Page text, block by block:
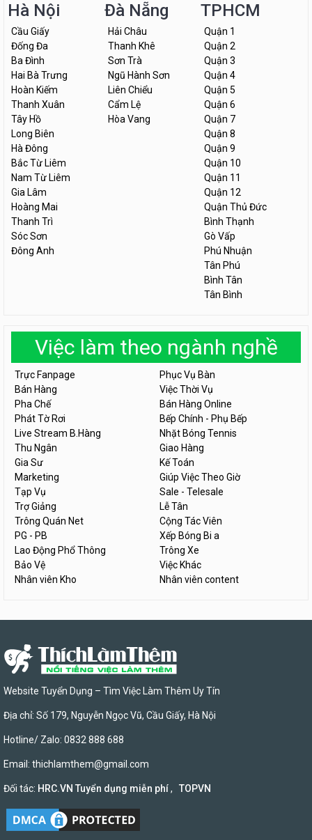
Hà Nội
Cầu Giấy
Đống Đa
Ba Đình
Hai Bà Trưng
Hoàn Kiếm
Thanh Xuân
Tây Hồ
Long Biên
Hà Đông
Bắc Từ Liêm
Nam Từ Liêm
Gia Lâm
Hoàng Mai
Thanh Trì
Sóc Sơn
Đông Anh
Đà Nẵng
Hải Châu
Thanh Khê
Sơn Trà
Ngũ Hành Sơn
Liên Chiểu
Cẩm Lệ
Hòa Vang
TPHCM
Quận 1
Quận 2
Quận 3
Quận 4
Quận 5
Quận 6
Quận 7
Quận 8
Quận 9
Quận 10
Quận 11
Quận 12
Quận Thủ Đức
Bình Thạnh
Gò Vấp
Phú Nhuận
Tân Phú
Bình Tân
Tân Bình
Việc làm theo ngành nghề
Trực Fanpage
Phục Vụ Bàn
Bán Hàng
Việc Thời Vụ
Pha Chế
Bán Hàng Online
Phát Tờ Rơi
Bếp Chính - Phụ Bếp
Live Stream B.Hàng
Nhặt Bóng Tennis
Thu Ngân
Giao Hàng
Gia Sư
Kế Toán
Marketing
Giúp Việc Theo Giờ
Tạp Vụ
Sale - Telesale
Trợ Giảng
Lễ Tân
Trông Quán Net
Cộng Tác Viên
PG - PB
Xếp Bóng Bi a
Lao Động Phổ Thông
Trông Xe
Bảo Vệ
Việc Khác
Nhân viên Kho
Nhân viên content
Website Tuyển Dụng – Tìm Việc Làm Thêm Uy Tín
Địa chỉ: Số 179, Nguyễn Ngọc Vũ, Cầu Giấy, Hà Nội
Hotline/ Zalo: 0832 888 688
Email: thichlamthem@gmail.com
Đối tác: HRC.VN Tuyển dụng miễn phí, TOPVN